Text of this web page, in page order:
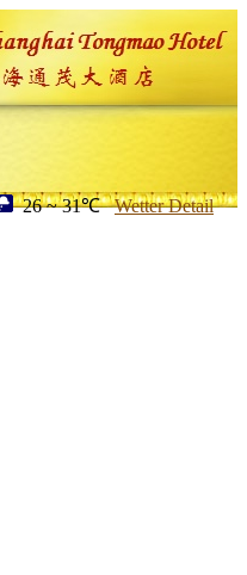
26 ~ 31℃ Wetter Detail